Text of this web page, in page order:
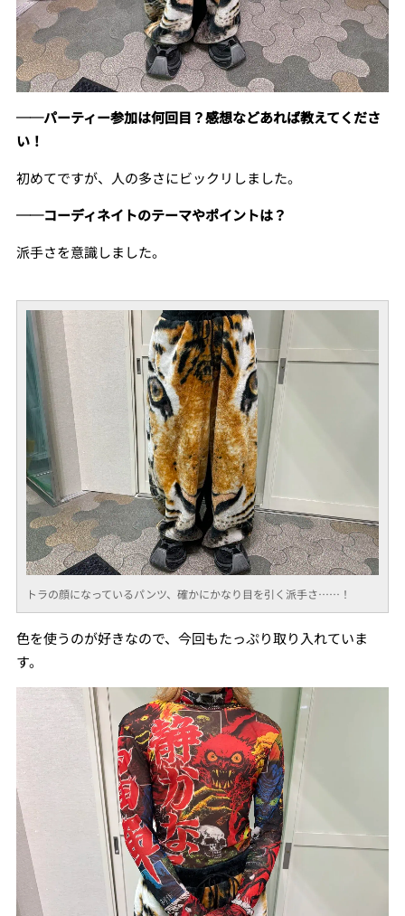
──パーティー参加は何回目？感想などあれば教えてくださ
い！
初めてですが、人の多さにビックリしました。
──コーディネイトのテーマやポイントは？
派手さを意識しました。
トラの顔になっているパンツ、確かにかなり目を引く派手さ……！
色を使うのが好きなので、今回もたっぷり取り入れていま
す。